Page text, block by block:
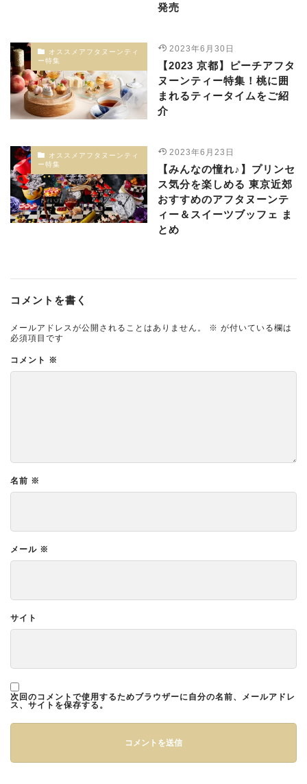
発売
オススメアフタヌーンティ
ー特集
2023年6月30日
【2023 京都】ピーチアフタ
ヌーンティー特集！桃に囲
まれるティータイムをご紹
介
オススメアフタヌーンティ
ー特集
2023年6月23日
【みんなの憧れ♪】プリンセ
ス気分を楽しめる 東京近郊
おすすめのアフタヌーンテ
ィー＆スイーツブッフェ ま
とめ
コメントを書く
メールアドレスが公開されることはありません。 ※ が付いている欄は
必須項目です
コメント ※
名前 ※
メール ※
サイト
次回のコメントで使用するためブラウザーに自分の名前、メールアドレ
ス、サイトを保存する。